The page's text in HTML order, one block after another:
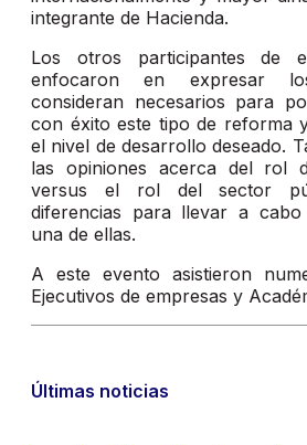
integrante de Hacienda.
Los otros participantes de
enfocaron en expresar
consideran necesarios para
con éxito este tipo de reforma
el nivel de desarrollo deseado.
las opiniones acerca del rol
versus el rol del sector
diferencias para llevar a
una de ellas.
A este evento asistieron
Ejecutivos de empresas y
Últimas noticias